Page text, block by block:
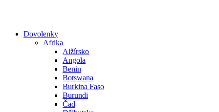
Dovolenky
Afrika
Alžírsko
Angola
Benin
Botswana
Burkina Faso
Burundi
Čad